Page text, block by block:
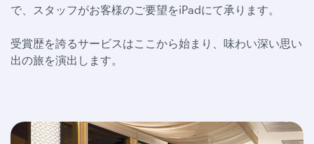
で、スタッフがお客様のご要望をiPadにて承ります。
受賞歴を誇るサービスはここから始まり、味わい深い思い
出の旅を演出します。